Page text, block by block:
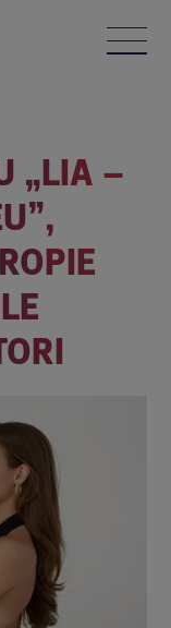
„LIA –